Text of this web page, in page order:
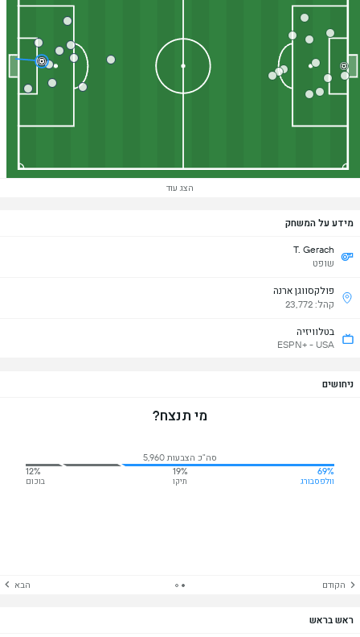
הצג עוד
מידע על המשחק
T. Gerach
שופט
פולקסווגן ארנה
קהל: 23,772
בטלוויזיה
ESPN+ - USA
ניחושים
מי תנצח?
סה"כ הצבעות 5,960
69%
וולפסבורג
19%
תיקו
12%
בוכום
הקודם הבא
ראש בראש